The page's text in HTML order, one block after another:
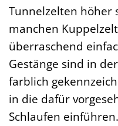
Tunnelzelten höher
manchen
überraschend
Gestänge sind in
farblich
in die dafür
Schlaufen